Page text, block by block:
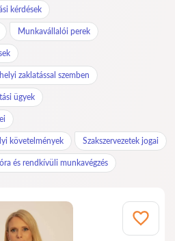
kérdések
Munkavállalói perek
zaklatással szemben
ügyek
követelmények Szakszervezetek jogai
és rendkívüli munkavégzés